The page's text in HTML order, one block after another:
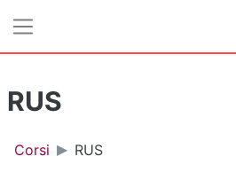
RUS
Corsi RUS